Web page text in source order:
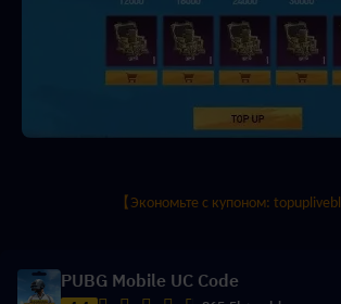
【Экономьте с купоном:
PUBG Mobile UC Code